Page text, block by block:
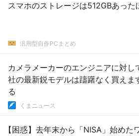
スマホのストレージは512GBあった
汎用型自作PCまとめ
カメラメーカーのエンジニアに対し
社の最新鋭モデルは躊躇なく買えま
る
くまニュース
【困惑】去年末から「NISA」始めた